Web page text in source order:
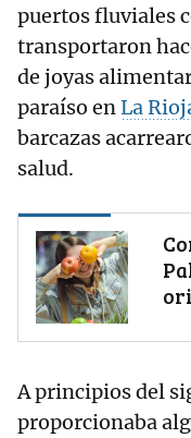
puertos fluviales
transportaron
de joyas
paraíso enLa
barcazas
salud.
A principios del
proporcionaba